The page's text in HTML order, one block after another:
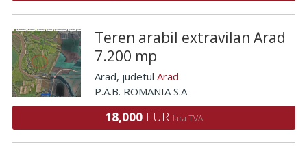
Teren arabil extravilan Arad
7.200 mp
Arad, judetul Arad
P.A.B. ROMANIA S.A
18,000 EUR fara TVA